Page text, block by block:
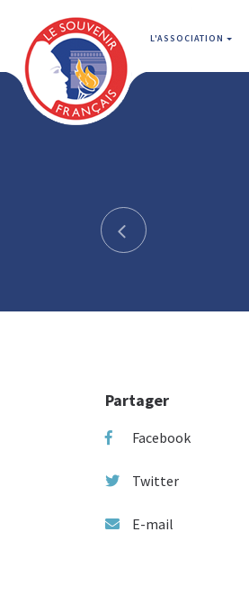
L'ASSOCIATION
Partager
Facebook
Twitter
E-mail